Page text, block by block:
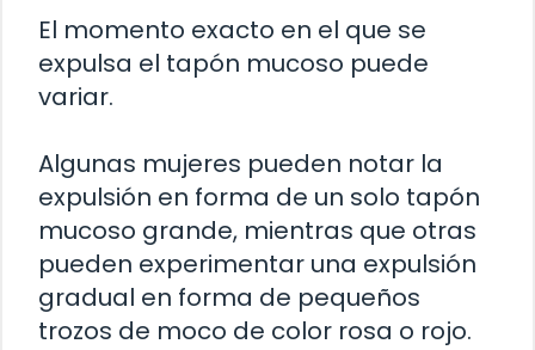
El momento exacto en el que se
expulsa el tapón mucoso puede
variar.
Algunas mujeres pueden notar la
expulsión en forma de un solo tapón
mucoso grande, mientras que otras
pueden experimentar una expulsión
gradual en forma de pequeños
trozos de moco de color rosa o rojo.